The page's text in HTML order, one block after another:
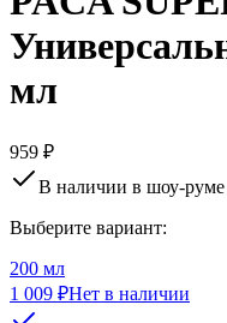
мл
959 ₽
В наличии в шоу-руме
Выберите вариант:
200 мл
1 009 ₽Нет в наличии